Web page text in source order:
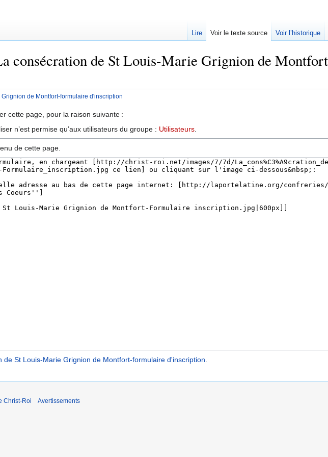
consécration de St Louis-Marie Grignion de
de Montfort-formulaire d'inscription
cette page, pour la raison suivante :
n’est permise qu’aux utilisateurs du groupe : Utilisateurs
de cette page.
de St Louis-Marie Grignion de Montfort-formulaire d'inscription.
Lire Voir le texte source Voir l’historique
Christ-Roi Avertissements